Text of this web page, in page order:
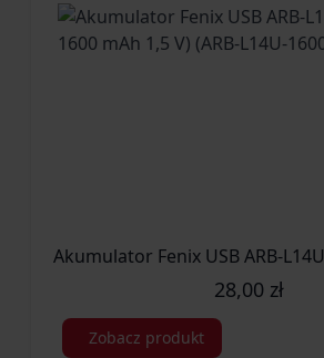
Akumulator Fenix USB ARB-
28,00 zł
Zobacz produkt